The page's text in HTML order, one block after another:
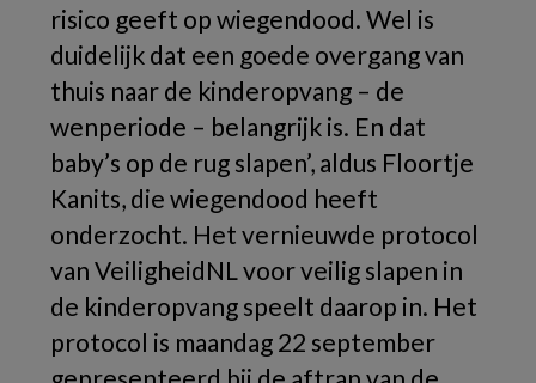
risico geeft op wiegendood. Wel is
duidelijk dat een goede overgang van
thuis naar de kinderopvang – de
wenperiode – belangrijk is. En dat
baby’s op de rug slapen’, aldus Floortje
Kanits, die wiegendood heeft
onderzocht. Het vernieuwde protocol
van VeiligheidNL voor veilig slapen in
de kinderopvang speelt daarop in. Het
protocol is maandag 22 september